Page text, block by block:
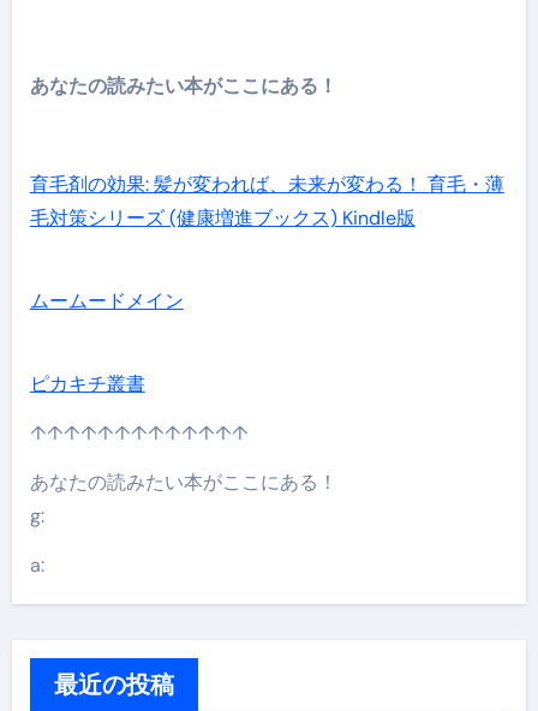
あなたの読みたい本がここにある！
育毛剤の効果: 髪が変われば、未来が変わる！ 育毛・薄
毛対策シリーズ (健康増進ブックス) Kindle版
ムームードメイン
ピカキチ叢書
↑↑↑↑↑↑↑↑↑↑↑↑↑
あなたの読みたい本がここにある！
g:
a:
最近の投稿